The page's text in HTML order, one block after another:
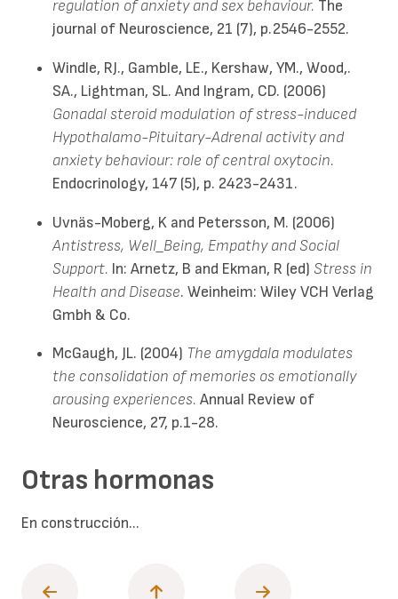
regulation of anxiety and sex behaviour. The
journal of Neuroscience, 21 (7), p.2546-2552.
Windle, RJ., Gamble, LE., Kershaw, YM., Wood,.
SA., Lightman, SL. And Ingram, CD. (2006)
Gonadal steroid modulation of stress-induced
Hypothalamo-Pituitary-Adrenal activity and
anxiety behaviour: role of central oxytocin.
Endocrinology, 147 (5), p. 2423-2431.
Uvnäs-Moberg, K and Petersson, M. (2006)
Antistress, Well_Being, Empathy and Social
Support. In: Arnetz, B and Ekman, R (ed) Stress in
Health and Disease. Weinheim: Wiley VCH Verlag
Gmbh & Co.
McGaugh, JL. (2004) The amygdala modulates
the consolidation of memories os emotionally
arousing experiences.Annual Review of
Neuroscience, 27, p.1-28.
Otras hormonas
En construcción...